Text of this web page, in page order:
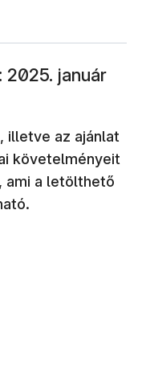
január
illetve az ajánlat
követelményeit
ami a letölthető